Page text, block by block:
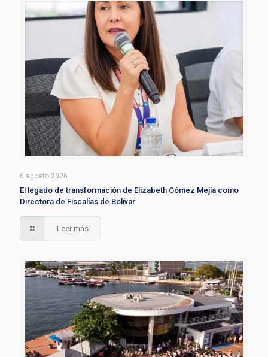
6 agosto 2026
El legado de transformación de Elizabeth Gómez Mejía como
Directora de Fiscalías de Bolívar
Leer más